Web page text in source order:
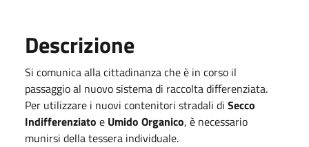
Descrizione
Si comunica alla cittadinanza che è in corso il
passaggio al nuovo sistema di raccolta differenziata.
Per utilizzare i nuovi contenitori stradali di Secco
Indifferenziato e Umido Organico, è necessario
munirsi della tessera individuale.